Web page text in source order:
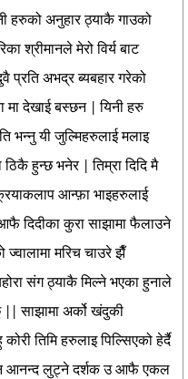
हरुको अनुहार ठ्याकै गाउको
श्रीमानले मेरो विर्य बाट
प्रति अभद्र ब्यबहार गरेको
मा देखाई बस्छन | यिनी हरु
भन्नु यी जुल्मिहरुलाई मलाइ
हुन्छ भनेर | तिम्रा दिदि मै
आन्फ़ा भाइहरुलाई
आफै दिदीका कुरा साझामा फैलाउने
मरिच चाउरे झैँ
संग ठ्याकै मिल्ने भएका हुनाले
|| साझामा अर्को खंदुकी
तिमि हरुलाइ पिल्सिएको हेर्दै
आनन्द लुट्ने दर्शक उ आफै एकल